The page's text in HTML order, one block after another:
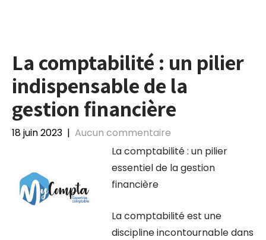
La comptabilité : un pilier
indispensable de la
gestion financière
18 juin 2023 | Aucun commentaire
La comptabilité : un pilier
essentiel de la gestion
financière
La comptabilité est une
discipline incontournable dans